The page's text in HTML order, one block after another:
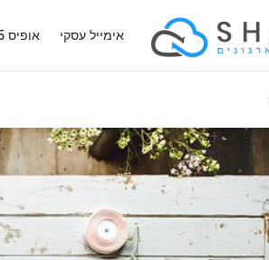
אימייל עסקי אופיס 365